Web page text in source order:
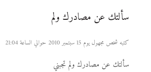
سألتك عن مصادرك ولم
كتبه شخص مجهول يوم 15 سبتمبر 2010 حوالي الساعة 21:04
سألتك عن مصادرك ولم تجبني